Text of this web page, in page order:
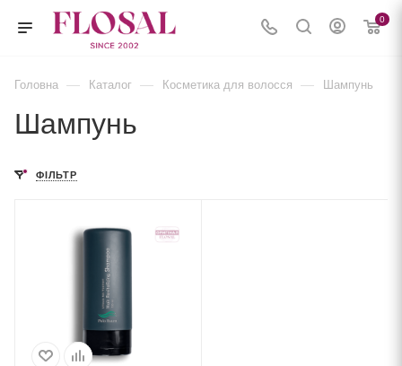
0
Головна — Каталог — Косметика для волосся — Шампунь
Шампунь
ФІЛЬТР